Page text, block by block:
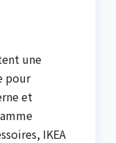
une
pour
et
IKEA